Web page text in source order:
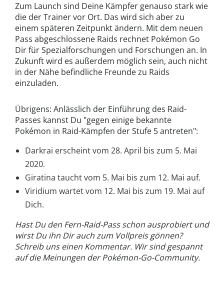
Zum Launch sind Deine Kämpfer genauso stark wie
die der Trainer vor Ort. Das wird sich aber zu
einem späteren Zeitpunkt ändern. Mit dem neuen
Pass abgeschlossene Raids rechnet Pokémon Go
Dir für Spezialforschungen und Forschungen an. In
Zukunft wird es außerdem möglich sein, auch nicht
in der Nähe befindliche Freunde zu Raids
einzuladen.
Übrigens: Anlässlich der Einführung des Raid-
Passes kannst Du "gegen einige bekannte
Pokémon in Raid-Kämpfen der Stufe 5 antreten":
Darkrai erscheint vom 28. April bis zum 5. Mai
2020.
Giratina taucht vom 5. Mai bis zum 12. Mai auf.
Viridium wartet vom 12. Mai bis zum 19. Mai auf
Dich.
Hast Du den Fern-Raid-Pass schon ausprobiert und
wirst Du ihn Dir auch zum Vollpreis gönnen?
Schreib uns einen Kommentar. Wir sind gespannt
auf die Meinungen der Pokémon-Go-Community.